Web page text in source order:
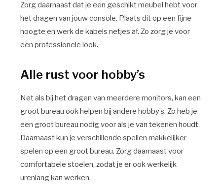
Zorg daarnaast dat je een geschikt meubel hebt voor
het dragen van jouw console. Plaats dit op een fijne
hoogte en werk de kabels netjes af. Zo zorg je voor
een professionele look.
Alle rust voor hobby’s
Net als bij het dragen van meerdere monitors, kan een
groot bureau ook helpen bij andere hobby’s. Zo heb je
een groot bureau nodig voor als je van tekenen houdt.
Daarnaast kun je verschillende spellen makkelijker
spelen op een groot bureau. Zorg daarnaast voor
comfortabele stoelen, zodat je er ook werkelijk
urenlang kan werken.